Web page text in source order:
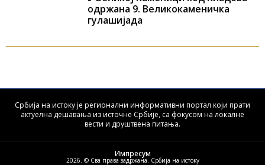
одржана 9. Великокаменичка
гулашијада
Србија на истоку је регионални информативни портал који прати
актуелна дешавања из источне Србије, са фокусом на локалне
вести и друштвена питања.
2026. © Сва права задржана. Србија на истоку
Импресум